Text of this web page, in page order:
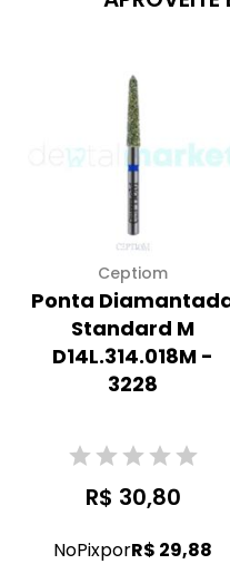
Ceptiom
Ponta
Standard M
D14L.314.018M -
3228
R$ 30,80
NoPixporR$ 29,88